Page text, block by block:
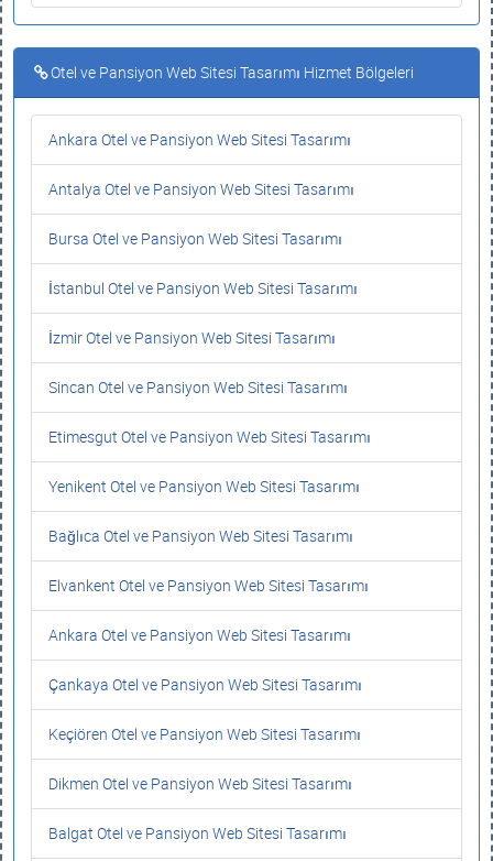
Otel ve Pansiyon Web Sitesi Tasarımı Hizmet Bölgeleri
Ankara Otel ve Pansiyon Web Sitesi Tasarımı
Antalya Otel ve Pansiyon Web Sitesi Tasarımı
Bursa Otel ve Pansiyon Web Sitesi Tasarımı
İstanbul Otel ve Pansiyon Web Sitesi Tasarımı
İzmir Otel ve Pansiyon Web Sitesi Tasarımı
Sincan Otel ve Pansiyon Web Sitesi Tasarımı
Etimesgut Otel ve Pansiyon Web Sitesi Tasarımı
Yenikent Otel ve Pansiyon Web Sitesi Tasarımı
Bağlıca Otel ve Pansiyon Web Sitesi Tasarımı
Elvankent Otel ve Pansiyon Web Sitesi Tasarımı
Ankara Otel ve Pansiyon Web Sitesi Tasarımı
Çankaya Otel ve Pansiyon Web Sitesi Tasarımı
Keçiören Otel ve Pansiyon Web Sitesi Tasarımı
Dikmen Otel ve Pansiyon Web Sitesi Tasarımı
Balgat Otel ve Pansiyon Web Sitesi Tasarımı